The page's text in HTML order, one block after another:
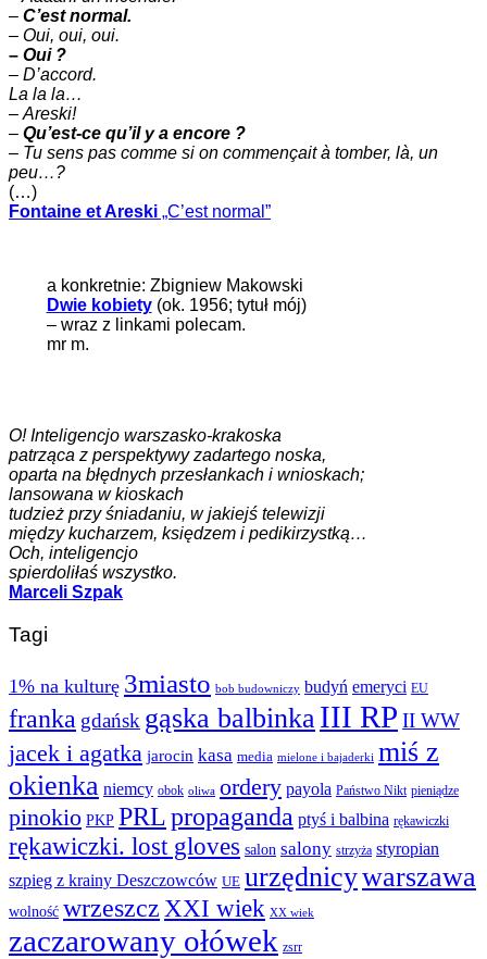
– C’est normal.
– Oui, oui, oui.
– Oui ?
– D’accord.
La la la…
– Areski!
– Qu’est-ce qu’il y a encore ?
– Tu sens pas comme si on commençait à tomber, là, un
peu…?
(…)
Fontaine et Areski „C’est normal”
a konkretnie: Zbigniew Makowski
Dwie kobiety(ok. 1956; tytuł mój)
– wraz z linkami polecam.
mr m.
O! Inteligencjo warszasko-krakoska
patrząca z perspektywy zadartego noska,
oparta na błędnych przesłankach i wnioskach;
lansowana w kioskach
tudzież przy śniadaniu, w jakiejś telewizji
między kucharzem, księdzem i pedikirzystką…
Och, inteligencjo
spierdoliłaś wszystko.
Marceli Szpak
Tagi
1% na kulturę 3miasto bob budowniczy budyń emeryci EU
franka gdańsk gąska balbinka III RP II WW
jacek i agatka jarocin kasa media mielone i bajaderki miś z
okienka niemcy obok oliwa ordery payola Państwo Nikt pieniądze
pinokio PKP PRLpropaganda ptyś i balbina rękawiczki
rękawiczki. lost gloves salon salony strzyża styropian
szpieg z krainy Deszczowców UE urzędnicywarszawa
wolność wrzeszcz XXI wiek XX wiek
zaczarowany ołówek zsrr